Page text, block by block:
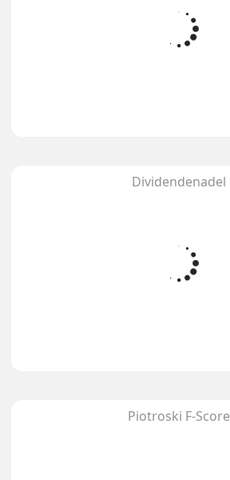
Dividendenadel
Piotroski F-Score